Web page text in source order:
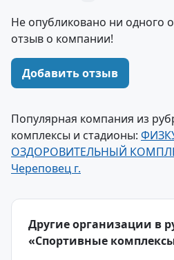
Не опубликовано ни одного
отзыв о компании!
Добавить отзыв
Популярная компания из
комплексы и стадионы:
ОЗДОРОВИТЕЛЬНЫЙ
Череповец г.
Другие организации в
«Спортивные